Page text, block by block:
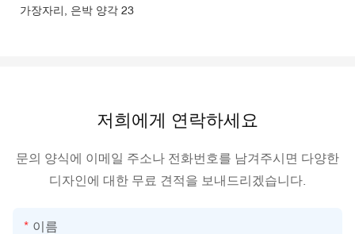
저희에게 연락하세요
문의 양식에 이메일 주소나 전화번호를 남겨주시면 다양한
디자인에 대한 무료 견적을 보내드리겠습니다.
이름